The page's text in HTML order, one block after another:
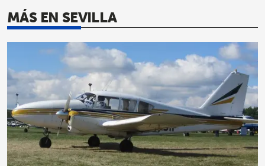
MÁS EN SEVILLA